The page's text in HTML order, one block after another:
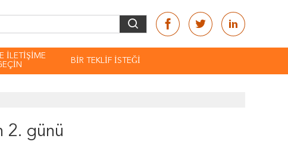
ILETIŞIME
BIR TEKLIF ISTEĞI
2. günü